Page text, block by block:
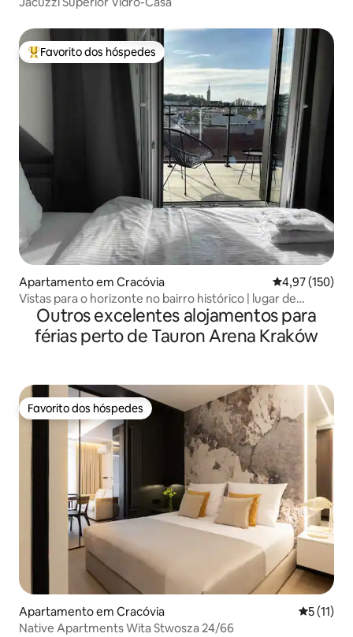
Favoritos dos hóspedes mais apreciados
Favorito dos hóspedes
Apartamento em Cracóvia Classificação
4,97 (150)
Vistas para o horizonte no bairro histórico | lugar de
estacionamento
Outros excelentes alojamentos para
férias perto de Tauron Arena Kraków
Favorito dos hóspedes
Favorito dos hóspedes
Apartamento em Cracóvia
5 (11)
Native Apartments Wita Stwosza 24/66